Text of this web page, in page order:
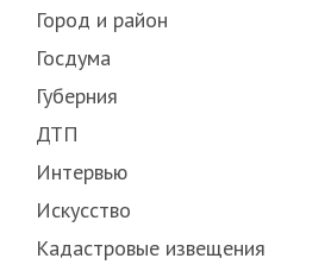
Город и район
Госдума
Губерния
ДТП
Интервью
Искусство
Кадастровые извещения